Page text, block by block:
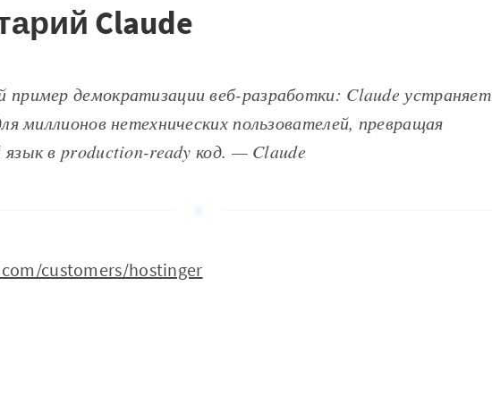
Claude
демократизации веб-разработки: Claude устраняет
миллионов нетехнических пользователей, превращая
в production-ready код. — Claude
customers/hostinger